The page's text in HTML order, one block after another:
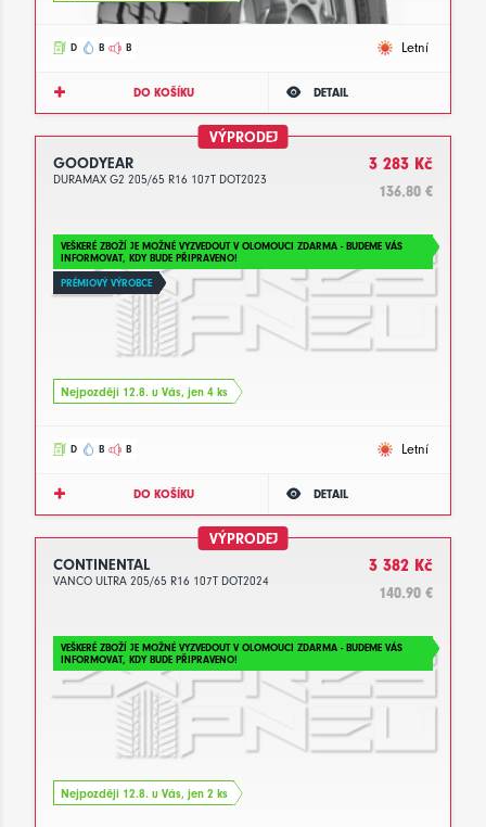
D B B Letní
DO KOŠÍKU DETAIL
VÝPRODEJ
GOODYEAR
DURAMAX G2 205/65 R16 107T DOT2023
3 283 Kč
136.80 €
VEŠKERÉ ZBOŽÍ JE MOŽNÉ VYZVEDOUT V OLOMOUCI ZDARMA - BUDEME VÁS
INFORMOVAT, KDY BUDE PŘIPRAVENO!
PRÉMIOVÝ VÝROBCE
Nejpozději 12.8. u Vás, jen 4 ks
D B B Letní
DO KOŠÍKU DETAIL
VÝPRODEJ
CONTINENTAL
VANCO ULTRA 205/65 R16 107T DOT2024
3 382 Kč
140.90 €
VEŠKERÉ ZBOŽÍ JE MOŽNÉ VYZVEDOUT V OLOMOUCI ZDARMA - BUDEME VÁS
INFORMOVAT, KDY BUDE PŘIPRAVENO!
Nejpozději 12.8. u Vás, jen 2 ks